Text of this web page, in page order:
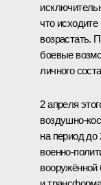
что исходите
возрастать.
боевые
личного
2 апреля
на период до